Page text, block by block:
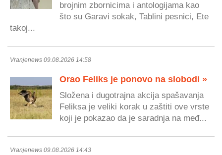
brojnim zbornicima i antologijama kao
što su Garavi sokak, Tablini pesnici, Ete
takoj...
Vranjenews 09.08.2026 14:58
Orao Feliks je ponovo na slobodi »
Složena i dugotrajna akcija spašavanja
Feliksa je veliki korak u zaštiti ove vrste
koji je pokazao da je saradnja na međ...
Vranjenews 09.08.2026 14:43